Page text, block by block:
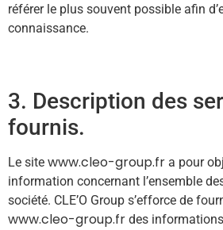
référer le plus souvent possible afin
connaissance.
3. Description des
fournis.
Le site www.cleo-group.fr a pour
information concernant l’ensemble
société. CLE’O Group s’efforce de
www.cleo-group.fr des